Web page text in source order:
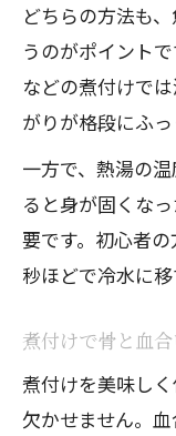
どちらの方法も
うのがポイント
などの煮付けで
がりが格段にふ
一方で、熱湯の
ると身が固くな
要です。初心者
秒ほどで冷水に移
煮付けで骨と血
煮付けを美味し
欠かせません。